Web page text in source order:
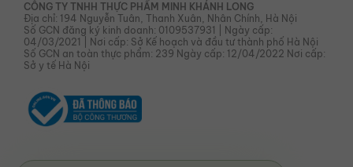
CÔNG TY TNHH THỰC PHẨM MINH KHÁNH LONG
Địa chỉ: 194 Nguyễn Tuân, Thanh Xuân, Nhân Chính, Hà Nội
Số GCN đăng ký kinh doanh: 0109537931 | Ngày cấp:
04/03/2021 | Nơi cấp: Sở Kế hoạch và đầu tư thành phố Hà Nội
Số GCN an toàn thực phẩm: 239 Ngày cấp: 12/04/2022 Nơi cấp:
Sở y tế Hà Nội